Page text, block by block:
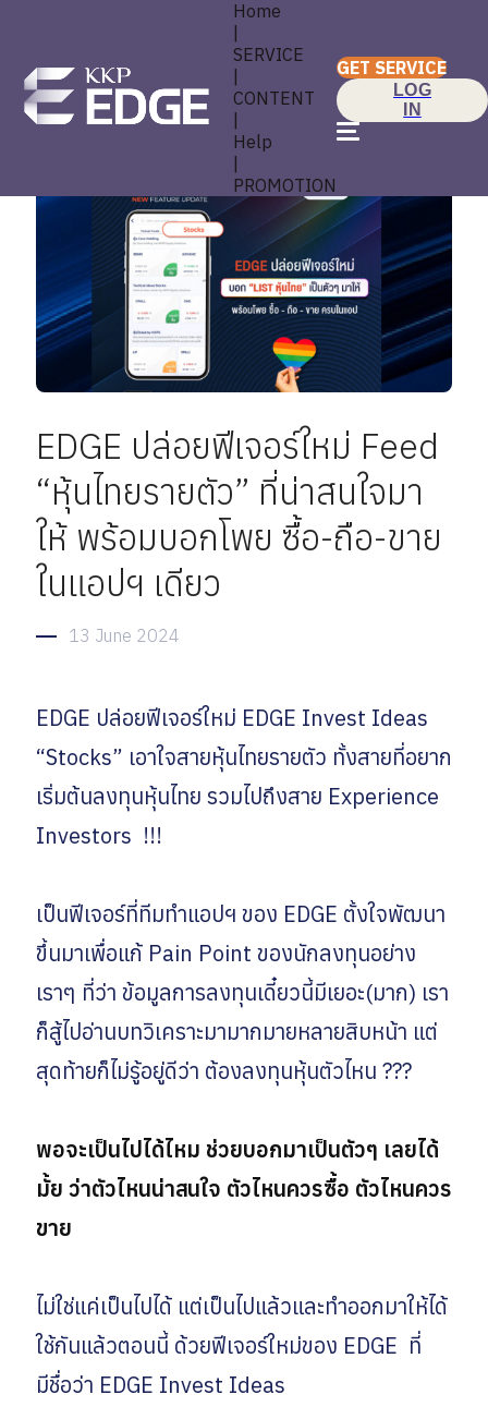
Home
SERVICE
CONTENT
Help
PROMOTION
GET SERVICE
LOG
IN
EDGE ปล่อยฟีเจอร์ใหม่ Feed
“หุ้นไทยรายตัว” ที่น่าสนใจมา
ให้ พร้อมบอกโพย ซื้อ-ถือ-ขาย
ในแอปฯ เดียว
13 June 2024
EDGE ปล่อยฟีเจอร์ใหม่ EDGE Invest Ideas
“Stocks” เอาใจสายหุ้นไทยรายตัว ทั้งสายที่อยาก
เริ่มต้นลงทุนหุ้นไทย รวมไปถึงสาย Experience
Investors !!!
เป็นฟีเจอร์ที่ทีมทำแอปฯ ของ EDGE ตั้งใจพัฒนา
ขึ้นมาเพื่อแก้ Pain Point ของนักลงทุนอย่าง
เราๆ ที่ว่า ข้อมูลการลงทุนเดี๋ยวนี้มีเยอะ(มาก) เรา
ก็สู้ไปอ่านบทวิเคราะมามากมายหลายสิบหน้า แต่
สุดท้ายก็ไม่รู้อยู่ดีว่า ต้องลงทุนหุ้นตัวไหน ???
พอจะเป็นไปได้ไหม ช่วยบอกมาเป็นตัวๆ เลยได้
มั้ย ว่าตัวไหนน่าสนใจ ตัวไหนควรซื้อ ตัวไหนควร
ขาย
ไม่ใช่แค่เป็นไปได้ แต่เป็นไปแล้วและทำออกมาให้ได้
ใช้กันแล้วตอนนี้ ด้วยฟีเจอร์ใหม่ของ EDGE ที่
มีชื่อว่า EDGE Invest Ideas